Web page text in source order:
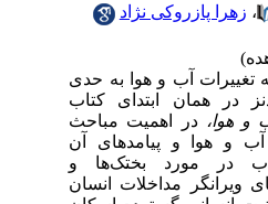
،زهرا پازروکی نژاد
آب و هوا به حدی
همان ابتدای کتاب
هوا،در اهمیت مباحث
و هوا و پیامدهای آن
در مورد بختک‌ها و
ویرانگر مداخلات انسان